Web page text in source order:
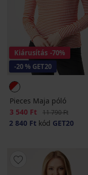
Kiárusítás -70%
-20 % GET20
Pieces Maja póló
Kedvezmény
3 540 Ft Eredeti ár
11 790 Ft
2 840 Ft kód GET20